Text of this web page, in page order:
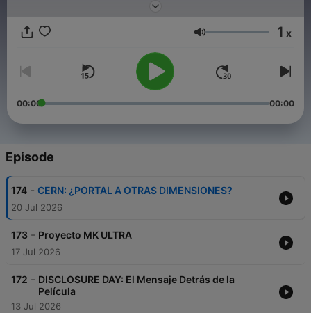
⁠⁠⁠⁠⁠⁠https://instagram.com/conspiraciones21⁠⁠⁠⁠⁠⁠ Youtube:
https://linktr.ee/conspiraciones Si deseas contribuir a nuestro
https://www.patreon.com/conspiraciones21
Volume 1 x
00:00 00:00
Episode
174 - CERN: ¿PORTAL A OTRAS DIMENSIONES?
20 Jul 2026
173 - Proyecto MK ULTRA
17 Jul 2026
172 - DISCLOSURE DAY: El Mensaje Detrás de la
Película
13 Jul 2026